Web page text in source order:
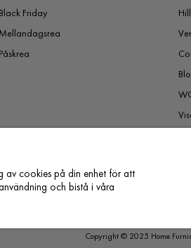
Black Friday
Mellandagsrea
Påskrea
Copyright © 2025 Home
av cookies på din enhet för att
och bistå i våra